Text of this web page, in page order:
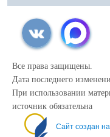
Все права защищены.
Дата последнего
При использовании
источник обязательна
Сайт создан